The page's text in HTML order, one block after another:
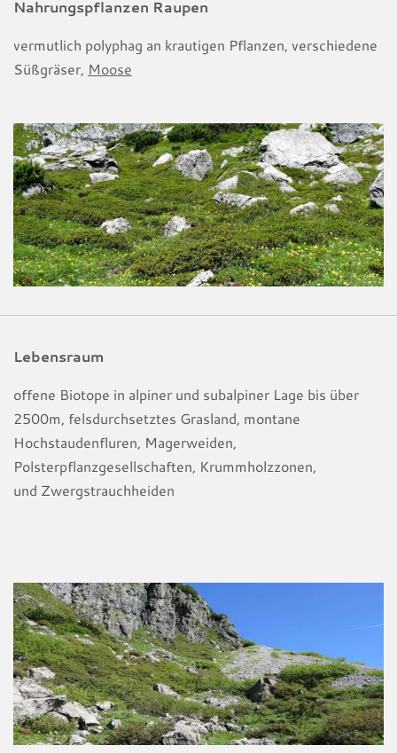
Nahrungspflanzen Raupen
vermutlich polyphag an krautigen Pflanzen, verschiedene
Süßgräser, Moose
Lebensraum
offene Biotope in alpiner und subalpiner Lage bis über
2500m, felsdurchsetztes Grasland, montane
Hochstaudenfluren, Magerweiden,
Polsterpflanzgesellschaften, Krummholzzonen,
und Zwergstrauchheiden